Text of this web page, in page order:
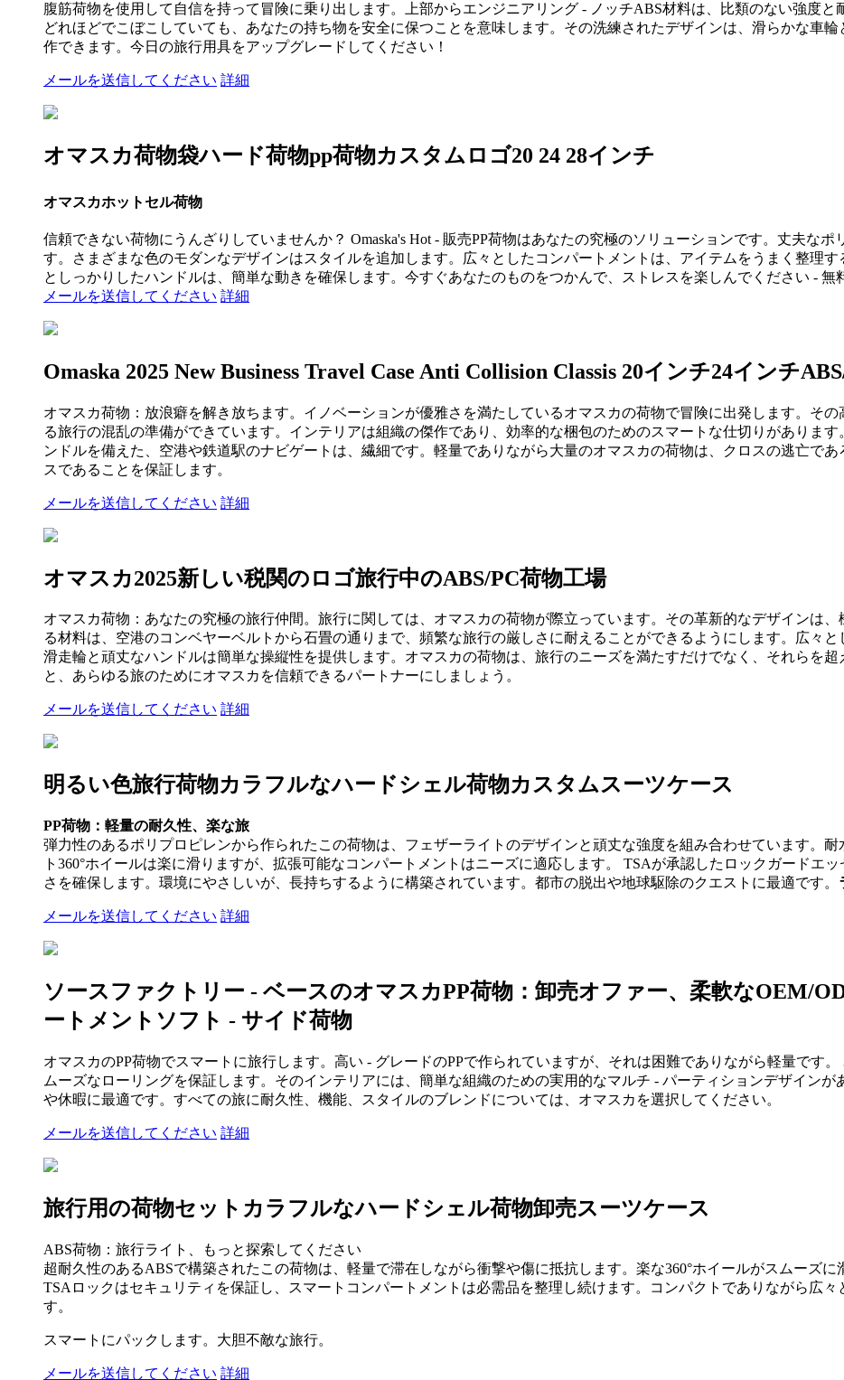
腹筋荷物を使用して自信を持って冒険に乗り出します。上部からエンジニアリング - ノッチABS材料は、比類のない強度
どれほどでこぼこしていても、あなたの持ち物を安全に保つことを意味します。その洗練されたデザインは、滑らかな車
作できます。今日の旅行用具をアップグレードしてください！
メールを送信してください 詳細
オマスカ荷物袋ハード荷物pp荷物カスタムロゴ20 24 28インチ
オマスカホットセル荷物
信頼できない荷物にうんざりしていませんか？ Omaska's Hot - 販売PP荷物はあなたの究極のソリューションです。丈夫な
す。さまざまな色のモダンなデザインはスタイルを追加します。広々としたコンパートメントは、アイテムをうまく整理
としっかりしたハンドルは、簡単な動きを確保します。今すぐあなたのものをつかんで、ストレスを楽しんでください - 無
メールを送信してください 詳細
Omaska 2025 New Business Travel Case Anti Collision Classis 20インチ24インチ
オマスカ荷物：放浪癖を解き放ちます。イノベーションが優雅さを満たしているオマスカの荷物で冒険に出発します。そ
る旅行の混乱の準備ができています。インテリアは組織の傑作であり、効率的な梱包のためのスマートな仕切りがありま
ンドルを備えた、空港や鉄道駅のナビゲートは、繊細です。軽量でありながら大量のオマスカの荷物は、クロスの逃亡で
スであることを保証します。
メールを送信してください 詳細
オマスカ2025新しい税関のロゴ旅行中のABS/PC荷物工場
オマスカ荷物：あなたの究極の旅行仲間。旅行に関しては、オマスカの荷物が際立っています。その革新的なデザインは
る材料は、空港のコンベヤーベルトから石畳の通りまで、頻繁な旅行の厳しさに耐えることができるようにします。広々
滑走輪と頑丈なハンドルは簡単な操縦性を提供します。オマスカの荷物は、旅行のニーズを満たすだけでなく、それらを
と、あらゆる旅のためにオマスカを信頼できるパートナーにしましょう。
メールを送信してください 詳細
明るい色旅行荷物カラフルなハードシェル荷物カスタムスーツケース
PP荷物：軽量の耐久性、楽な旅
弾力性のあるポリプロピレンから作られたこの荷物は、フェザーライトのデザインと頑丈な強度を組み合わせています。
ト360°ホイールは楽に滑りますが、拡張可能なコンパートメントはニーズに適応します。 TSAが承認したロックガードエ
さを確保します。環境にやさしいが、長持ちするように構築されています。都市の脱出や地球駆除のクエストに最適です。
メールを送信してください 詳細
ソースファクトリー - ベースのオマスカPP荷物：卸売オファー、柔軟なOEM/
ートメントソフト - サイド荷物
オマスカのPP荷物でスマートに旅行します。高い - グレードのPPで作られていますが、それは困難でありながら軽量です
ムーズなローリングを保証します。そのインテリアには、簡単な組織のための実用的なマルチ - パーティションデザイン
や休暇に最適です。すべての旅に耐久性、機能、スタイルのブレンドについては、オマスカを選択してください。
メールを送信してください 詳細
旅行用の荷物セットカラフルなハードシェル荷物卸売スーツケース
ABS荷物：旅行ライト、もっと探索してください
超耐久性のあるABSで構築されたこの荷物は、軽量で滞在しながら衝撃や傷に抵抗します。楽な360°ホイールがスムーズに
TSAロックはセキュリティを保証し、スマートコンパートメントは必需品を整理し続けます。コンパクトでありながら広
す。
スマートにパックします。大胆不敵な旅行。
メールを送信してください 詳細